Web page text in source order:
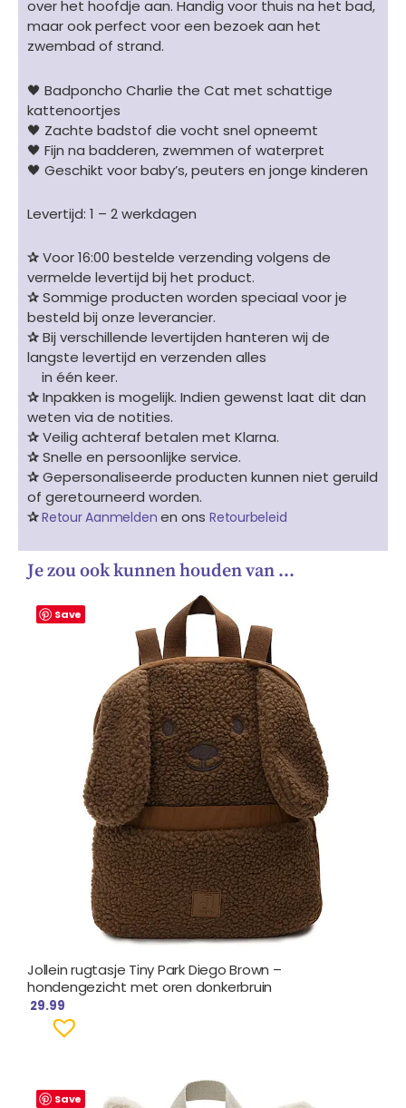
over het hoofdje aan. Handig voor thuis na het bad,
maar ook perfect voor een bezoek aan het
zwembad of strand.
🖤 Badponcho Charlie the Cat met schattige
kattenoortjes
🖤 Zachte badstof die vocht snel opneemt
🖤 Fijn na badderen, zwemmen of waterpret
🖤 Geschikt voor baby’s, peuters en jonge kinderen
Levertijd: 1 – 2 werkdagen
✰Voor 16:00 bestelde verzending volgens de
vermelde levertijd bij het product.
✰Sommige producten worden speciaal voor je
besteld bij onze leverancier.
✰Bij verschillende levertijden hanteren wij de
langste levertijd en verzenden alles
in één keer.
✰Inpakken is mogelijk. Indien gewenst laat dit dan
weten via de notities.
✰Veilig achteraf betalen met Klarna.
✰Snelle en persoonlijke service.
✰Gepersonaliseerde producten kunnen niet geruild
of geretourneerd worden.
✰Retour Aanmelden en ons Retourbeleid
Je zou ook kunnen houden van …
Save
Jollein rugtasje Tiny Park Diego Brown –
hondengezicht met oren donkerbruin
29.99
Save